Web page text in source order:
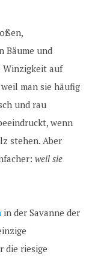
Bäume und
Winzigkeit auf
man sie häufig
und rau
wenn
stehen. Aber
weil sie
in der Savanne der
die riesige